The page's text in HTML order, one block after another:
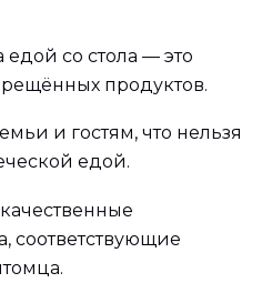
со стола — это
продуктов.
и гостям, что нельзя
едой.